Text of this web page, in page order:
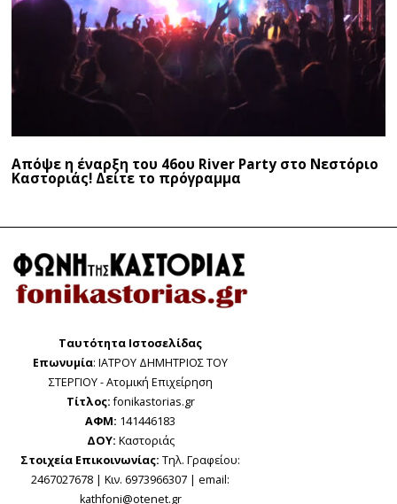
Απόψε η έναρξη του 46ου River Party στο Νεστόριο
Καστοριάς! Δείτε το πρόγραμμα
Ταυτότητα Ιστοσελίδας
Επωνυμία: ΙΑΤΡΟΥ ΔΗΜΗΤΡΙΟΣ ΤΟΥ
ΣΤΕΡΓΙΟΥ - Ατομική Επιχείρηση
Τίτλος:fonikastorias.gr
ΑΦΜ: 141446183
ΔΟΥ: Καστοριάς
Στοιχεία Επικοινωνίας: Τηλ. Γραφείου:
2467027678 | Κιν. 6973966307 | email:
kathfoni@otenet.gr